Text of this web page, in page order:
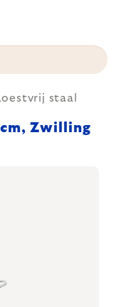
staal
cm, Zwilling